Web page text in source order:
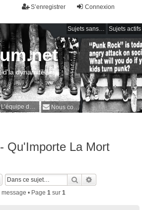
Connexion
S’enregistrer
Sujets sans réponse Sujets actifs
L’équipe du forum Nous contacter
d'la dynamite !
Qu'Importe La Mort
Rechercher
message • Page 1sur 1